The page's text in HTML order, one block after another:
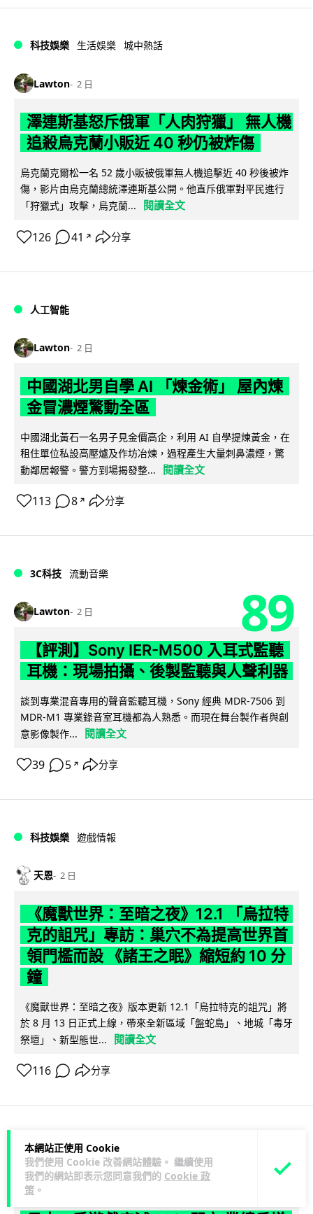
本網站正使用 Cookie
我們使用 Cookie 改善網站體驗。 繼續使用
我們的網站即表示您同意我們的 Cookie 政
策 。
科技娛樂 生活娛樂 城中熱話
Lawton 2 日
澤連斯基怒斥俄軍「人肉狩獵」 無人機
追殺烏克蘭小販近 40 秒仍被炸傷
烏克蘭克爾松一名 52 歲小販被俄軍無人機追擊近 40 秒後被炸
傷，影片由烏克蘭總統澤連斯基公開。他直斥俄軍對平民進行
「狩獵式」攻擊，烏克蘭...
閱讀全文
126 41 ↗ 分享
人工智能
Lawton 2 日
中國湖北男自學 AI 「煉金術」 屋內煉
金冒濃煙驚動全區
中國湖北黃石一名男子見金價高企，利用 AI 自學提煉黃金，在
租住單位私設高壓爐及作坊冶煉，過程產生大量刺鼻濃煙，驚
動鄰居報警。警方到場揭發整...
閱讀全文
113 8 ↗ 分享
3C科技 流動音樂
Lawton 2 日 89
【評測】Sony IER-M500 入耳式監聽
耳機：現場拍攝、後製監聽與人聲利器
談到專業混音專用的聲音監聽耳機，Sony 經典 MDR-7506 到
MDR-M1 專業錄音室耳機都為人熟悉。而現在舞台製作者與創
意影像製作...
閱讀全文
39 5 ↗ 分享
科技娛樂 遊戲情報
天恩 2 日
《魔獸世界：至暗之夜》12.1 「烏拉特
克的詛咒」專訪：巢穴不為提高世界首
領門檻而設 《諸王之眠》縮短約 10 分
鐘
《魔獸世界：至暗之夜》版本更新 12.1「烏拉特克的詛咒」將
於 8 月 13 日正式上線，帶來全新區域「盤蛇島」、地城「毒牙
祭壇」、新型態世...
閱讀全文
116 分享
科技娛樂 遊戲情報
Lawton 2 日